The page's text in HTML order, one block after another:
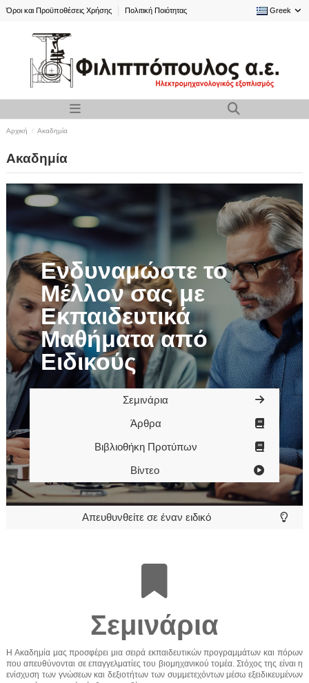
Όροι και Προϋποθέσεις Χρήσης Πολιτική Ποιότητας Greek
Αρχική Ακαδημία
Ακαδημία
Ενδυναμώστε το
Μέλλον σας με
Εκπαιδευτικά
Μαθήματα από
Ειδικούς
Σεμινάρια
Άρθρα
Βιβλιοθήκη Προτύπων
Βίντεο
Απευθυνθείτε σε έναν ειδικό
Σεμινάρια
Η Ακαδημία μας προσφέρει μια σειρά εκπαιδευτικών προγραμμάτων και πόρων
που απευθύνονται σε επαγγελματίες του βιομηχανικού τομέα. Στόχος της είναι η
ενίσχυση των γνώσεων και δεξιοτήτων των συμμετεχόντων μέσω εξειδικευμένων